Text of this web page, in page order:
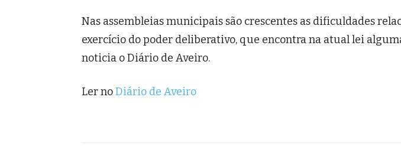
Nas assembleias municipais são crescentes as dificuldades
exercício do poder deliberativo, que encontra na atual lei
noticia o Diário de Aveiro.
Ler noDiário de Aveiro